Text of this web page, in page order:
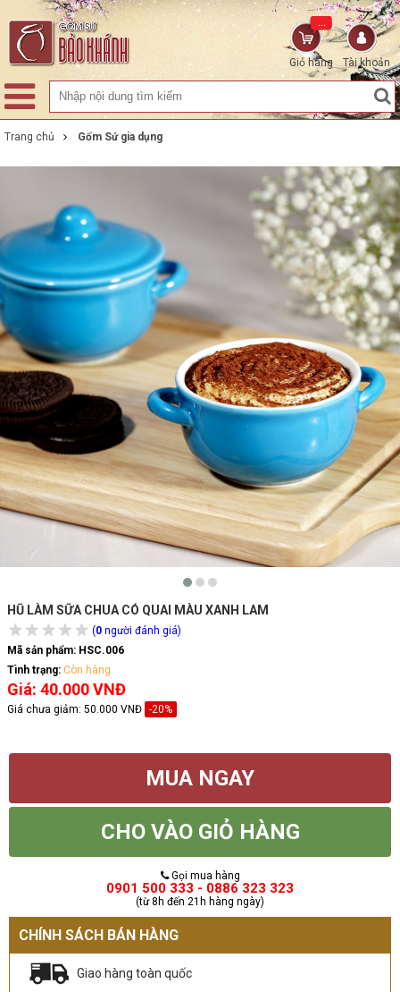
Tài khoản
Giỏ hàng
...
Trang chủ Gốm Sứ gia dụng
HŨ LÀM SỮA CHUA CÓ QUAI MÀU XANH LAM
(0 người đánh giá)
Mã sản phẩm: HSC.006
Tình trạng: Còn hàng
Giá: 40.000 VNĐ
Giá chưa giảm: 50.000 VNĐ -20%
MUA NGAY
CHO VÀO GIỎ HÀNG
Gọi mua hàng
0901 500 333 - 0886 323 323
(từ 8h đến 21h hàng ngày)
CHÍNH SÁCH BÁN HÀNG
Giao hàng toàn quốc